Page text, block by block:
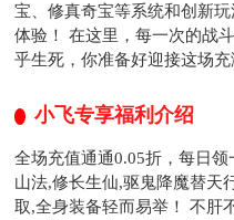
宝、修真奇宝等系统和创新
体验！ 在这里，每一次的战
乎生死，你准备好迎接这场
小飞专享福利介绍
全场充值通通0.05折，每日
山法,修长生仙,驱鬼降魔替天
取,全身装备轻而易举！ 不肝